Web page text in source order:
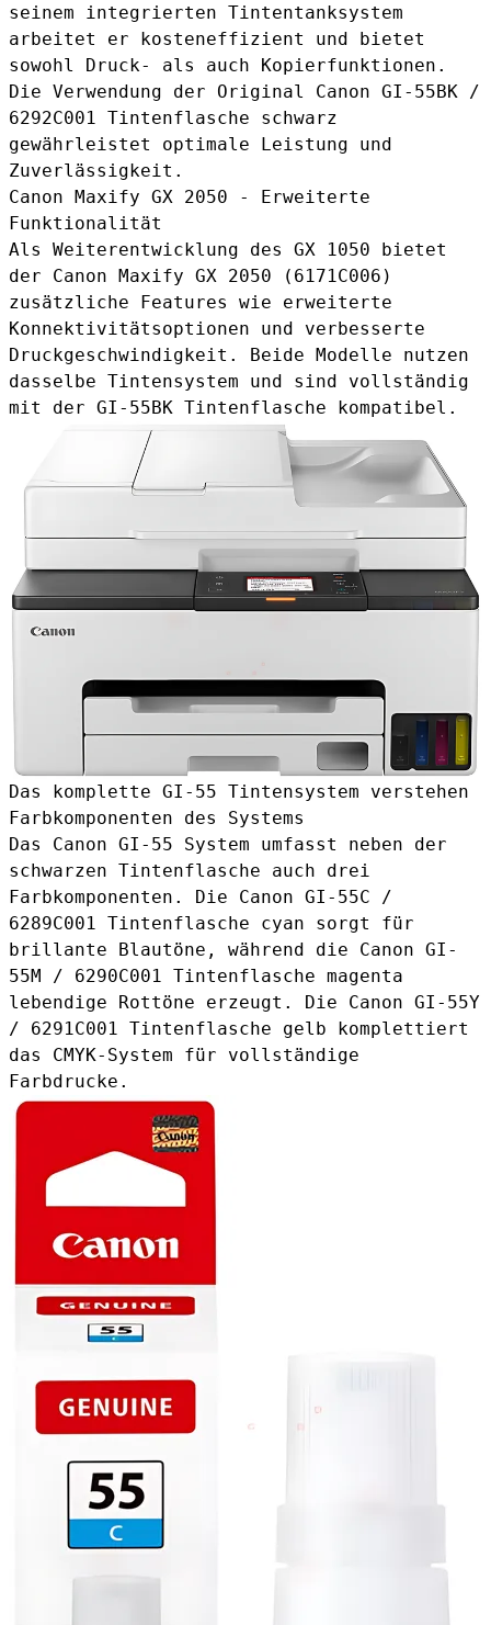
seinem integrierten Tintentanksystem
arbeitet er kosteneffizient und bietet
sowohl Druck- als auch Kopierfunktionen.
Die Verwendung der Original Canon GI-55BK /
6292C001 Tintenflasche schwarz
gewährleistet optimale Leistung und
Zuverlässigkeit.
Canon Maxify GX 2050 - Erweiterte
Funktionalität
Als Weiterentwicklung des GX 1050 bietet
der Canon Maxify GX 2050 (6171C006)
zusätzliche Features wie erweiterte
Konnektivitätsoptionen und verbesserte
Druckgeschwindigkeit. Beide Modelle nutzen
dasselbe Tintensystem und sind vollständig
mit der GI-55BK Tintenflasche kompatibel.
Das komplette GI-55 Tintensystem verstehen
Farbkomponenten des Systems
Das Canon GI-55 System umfasst neben der
schwarzen Tintenflasche auch drei
Farbkomponenten. Die Canon GI-55C /
6289C001 Tintenflasche cyan sorgt für
brillante Blautöne, während die Canon GI-
55M / 6290C001 Tintenflasche magenta
lebendige Rottöne erzeugt. Die Canon GI-55Y
/ 6291C001 Tintenflasche gelb komplettiert
das CMYK-System für vollständige
Farbdrucke.